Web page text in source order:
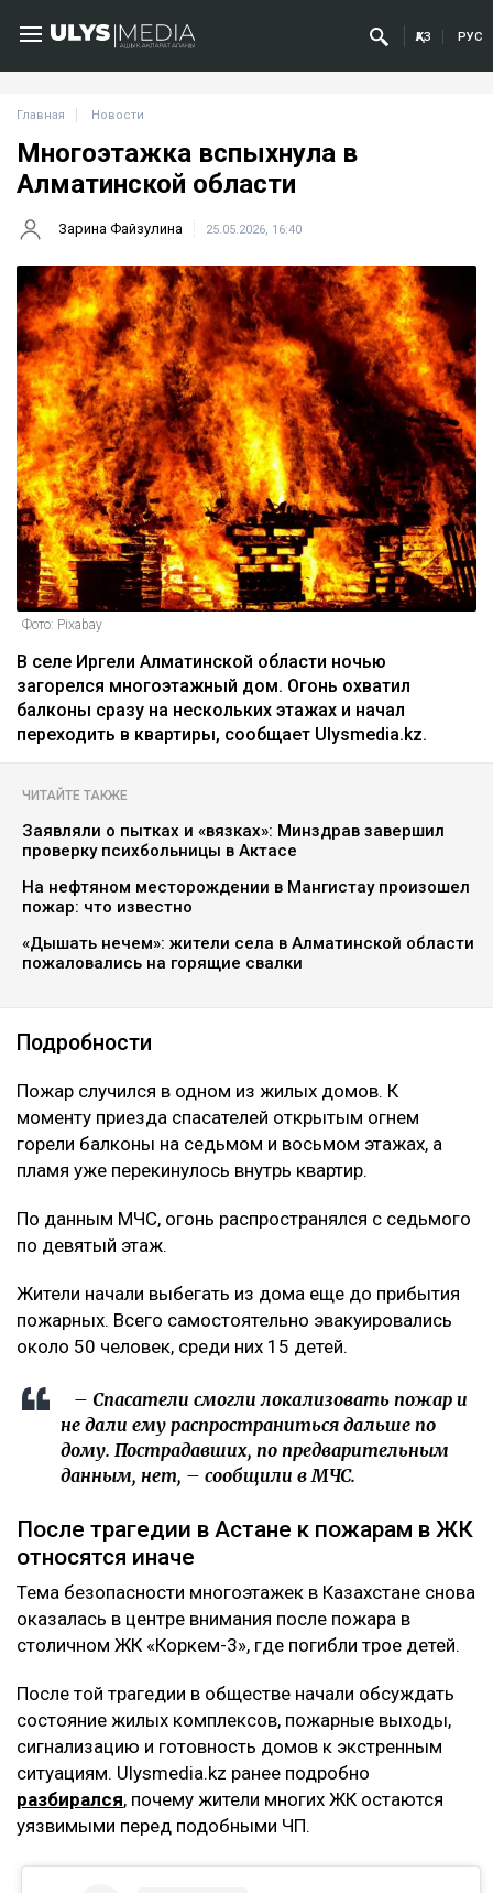
ҚАЗ РУС
Главная Новости
Многоэтажка вспыхнула в
Алматинской области
Зарина Файзулина 25.05.2026, 16:40
Фото: Pixabay
В селе Иргели Алматинской области ночью
загорелся многоэтажный дом. Огонь охватил
балконы сразу на нескольких этажах и начал
переходить в квартиры, сообщает Ulysmedia.kz.
ЧИТАЙТЕ ТАКЖЕ
Заявляли о пытках и «вязках»: Минздрав завершил
проверку психбольницы в Актасе
На нефтяном месторождении в Мангистау произошел
пожар: что известно
«Дышать нечем»: жители села в Алматинской области
пожаловались на горящие свалки
Подробности
Пожар случился в одном из жилых домов. К
моменту приезда спасателей открытым огнем
горели балконы на седьмом и восьмом этажах, а
пламя уже перекинулось внутрь квартир.
По данным МЧС, огонь распространялся с седьмого
по девятый этаж.
Жители начали выбегать из дома еще до прибытия
пожарных. Всего самостоятельно эвакуировались
около 50 человек, среди них 15 детей.
– Спасатели смогли локализовать пожар и
не дали ему распространиться дальше по
дому. Пострадавших, по предварительным
данным, нет, – сообщили в МЧС.
После трагедии в Астане к пожарам в ЖК
относятся иначе
Тема безопасности многоэтажек в Казахстане снова
оказалась в центре внимания после пожара в
столичном ЖК «Коркем-3», где погибли трое детей.
После той трагедии в обществе начали обсуждать
состояние жилых комплексов, пожарные выходы,
сигнализацию и готовность домов к экстренным
ситуациям. Ulysmedia.kz ранее подробно
разбирался, почему жители многих ЖК остаются
уязвимыми перед подобными ЧП.